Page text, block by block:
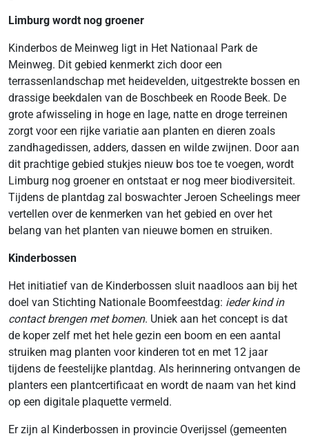
Limburg wordt nog groener
Kinderbos de Meinweg ligt in Het Nationaal Park de
Meinweg. Dit gebied kenmerkt zich door een
terrassenlandschap met heidevelden, uitgestrekte bossen en
drassige beekdalen van de Boschbeek en Roode Beek. De
grote afwisseling in hoge en lage, natte en droge terreinen
zorgt voor een rijke variatie aan planten en dieren zoals
zandhagedissen, adders, dassen en wilde zwijnen. Door aan
dit prachtige gebied stukjes nieuw bos toe te voegen, wordt
Limburg nog groener en ontstaat er nog meer biodiversiteit.
Tijdens de plantdag zal boswachter Jeroen Scheelings meer
vertellen over de kenmerken van het gebied en over het
belang van het planten van nieuwe bomen en struiken.
Kinderbossen
Het initiatief van de Kinderbossen sluit naadloos aan bij het
doel van Stichting Nationale Boomfeestdag: ieder kind in
contact brengen met bomen. Uniek aan het concept is dat
de koper zelf met het hele gezin een boom en een aantal
struiken mag planten voor kinderen tot en met 12 jaar
tijdens de feestelijke plantdag. Als herinnering ontvangen de
planters een plantcertificaat en wordt de naam van het kind
op een digitale plaquette vermeld.
Er zijn al Kinderbossen in provincie Overijssel (gemeenten